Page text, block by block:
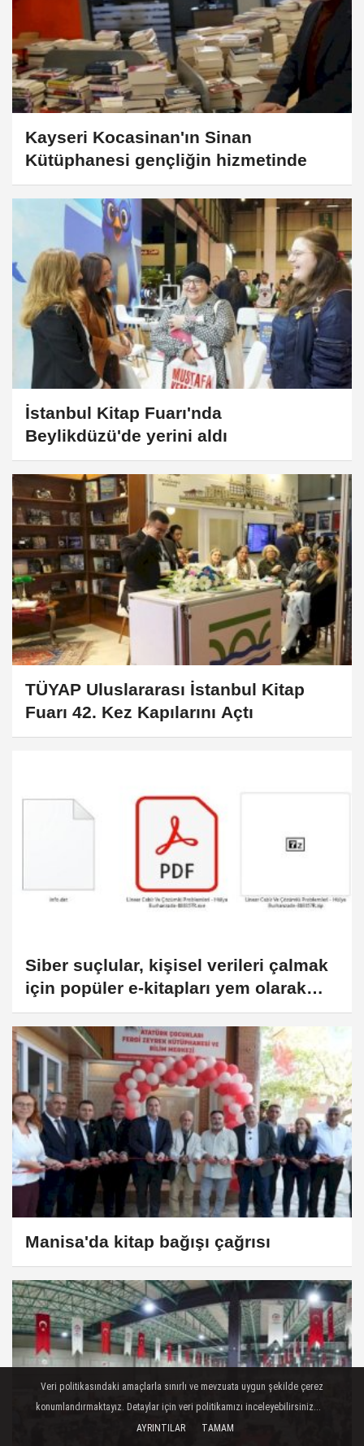
Kayseri Kocasinan'ın Sinan
Kütüphanesi gençliğin hizmetinde
İstanbul Kitap Fuarı'nda
Beylikdüzü'de yerini aldı
TÜYAP Uluslararası İstanbul Kitap
Fuarı 42. Kez Kapılarını Açtı
Siber suçlular, kişisel verileri çalmak
için popüler e-kitapları yem olarak
kullanıyor
Manisa'da kitap bağışı çağrısı
Veri politikasındaki amaçlarla sınırlı ve mevzuata uygun şekilde çerez
konumlandırmaktayız. Detaylar için veri politikamızı inceleyebilirsiniz...
AYRINTILAR
TAMAM